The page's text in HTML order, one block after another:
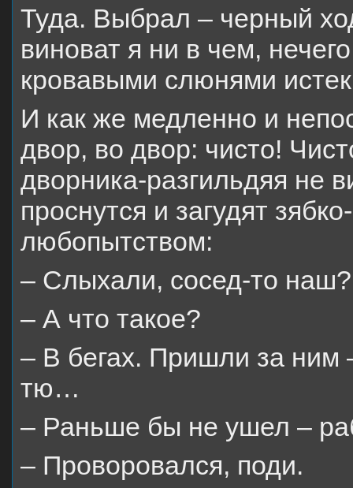
Туда. Выбрал – черный
виноват я ни в чем,
кровавыми слюнями
И как же медленно и
двор, во двор: чисто!
дворника-разгильдяя не
проснутся и загудят
любопытством:
– Слыхали, сосед-то наш?
– А что такое?
– В бегах. Пришли за ним
тю…
– Раньше бы не ушел –
– Проворовался, поди.